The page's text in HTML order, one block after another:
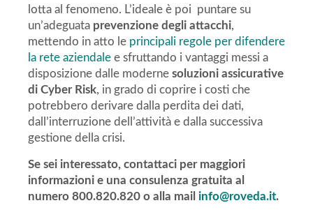
lotta al fenomeno. L’ideale è poi puntare su
un’adeguata prevenzione degli attacchi,
mettendo in atto le principali regole per difendere
la rete aziendale e sfruttando i vantaggi messi a
disposizione dalle moderne soluzioni assicurative
di Cyber Risk, in grado di coprire i costi che
potrebbero derivare dalla perdita dei dati,
dall’interruzione dell’attività e dalla successiva
gestione della crisi.
Se sei interessato, contattaci per maggiori
informazioni e una consulenza gratuita al
numero 800.820.820 o alla mail info@roveda.it.